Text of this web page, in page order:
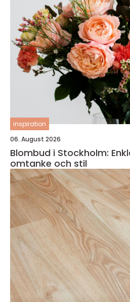
inspiration
06. August 2026
Blombud i Stockholm:
omtanke och stil